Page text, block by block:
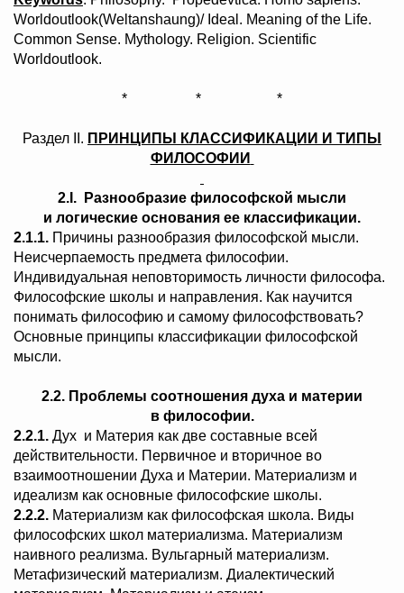
Worldoutlook(Weltanshaung)/ Ideal. Meaning of the Life.
Common Sense. Mythology. Religion. Sciеntific
Worldoutlook.
* * *
Раздел ІІ. ПРИНЦИПЫ КЛАССИФИКАЦИИ И ТИПЫ
ФИЛОСОФИИ
2.І.
Разнообразие философской мысли
и логические основания ее классификации.
2.1.1. Причины разнообразия философской мысли.
Неисчерпаемость предмета философии.
Индивидуальная неповторимость личности философа.
Философские школы и направления. Как научится
понимать философию и самому философствовать?
Основные принципы классификации философской
мысли.
2.2. Проблемы соотношения духа и материи
в философии.
2.2.1. Дух и Материя как две составные всей
действительности. Первичное и вторичное во
взаимоотношении Духа и Материи. Материализм и
идеализм как основные философские школы.
2.2.2. Материализм как философская школа. Виды
философских школ материализма. Материализм
наивного реализма. Вульгарный материализм.
Метафизический материализм. Диалектический